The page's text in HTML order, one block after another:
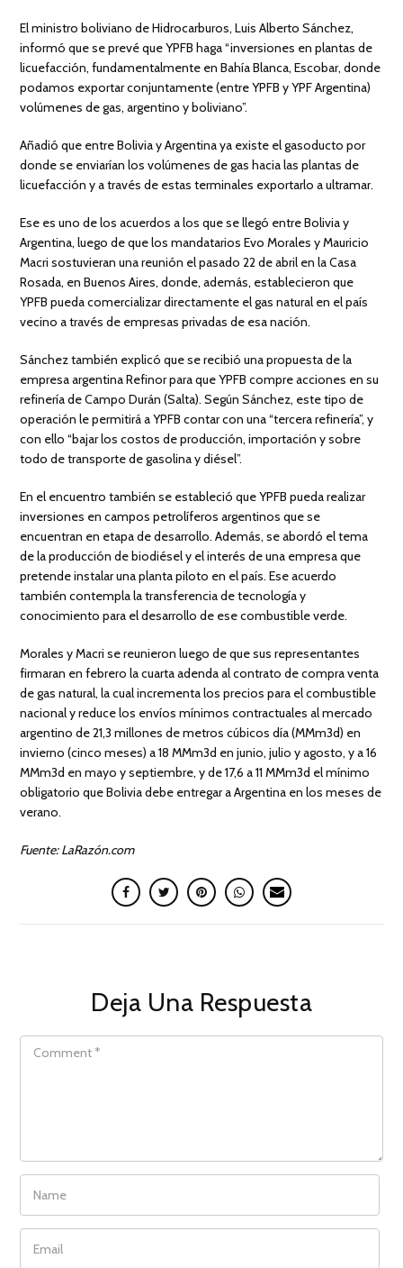
El ministro boliviano de Hidrocarburos, Luis Alberto Sánchez,
informó que se prevé que YPFB haga “inversiones en plantas de
licuefacción, fundamentalmente en Bahía Blanca, Escobar, donde
podamos exportar conjuntamente (entre YPFB y YPF Argentina)
volúmenes de gas, argentino y boliviano”.
Añadió que entre Bolivia y Argentina ya existe el gasoducto por
donde se enviarían los volúmenes de gas hacia las plantas de
licuefacción y a través de estas terminales exportarlo a ultramar.
Ese es uno de los acuerdos a los que se llegó entre Bolivia y
Argentina, luego de que los mandatarios Evo Morales y Mauricio
Macri sostuvieran una reunión el pasado 22 de abril en la Casa
Rosada, en Buenos Aires, donde, además, establecieron que
YPFB pueda comercializar directamente el gas natural en el país
vecino a través de empresas privadas de esa nación.
Sánchez también explicó que se recibió una propuesta de la
empresa argentina Refinor para que YPFB compre acciones en su
refinería de Campo Durán (Salta). Según Sánchez, este tipo de
operación le permitirá a YPFB contar con una “tercera refinería”, y
con ello “bajar los costos de producción, importación y sobre
todo de transporte de gasolina y diésel”.
En el encuentro también se estableció que YPFB pueda realizar
inversiones en campos petrolíferos argentinos que se
encuentran en etapa de desarrollo. Además, se abordó el tema
de la producción de biodiésel y el interés de una empresa que
pretende instalar una planta piloto en el país. Ese acuerdo
también contempla la transferencia de tecnología y
conocimiento para el desarrollo de ese combustible verde.
Morales y Macri se reunieron luego de que sus representantes
firmaran en febrero la cuarta adenda al contrato de compra venta
de gas natural, la cual incrementa los precios para el combustible
nacional y reduce los envíos mínimos contractuales al mercado
argentino de 21,3 millones de metros cúbicos día (MMm3d) en
invierno (cinco meses) a 18 MMm3d en junio, julio y agosto, y a 16
MMm3d en mayo y septiembre, y de 17,6 a 11 MMm3d el mínimo
obligatorio que Bolivia debe entregar a Argentina en los meses de
verano.
Fuente: LaRazón.com
Deja Una Respuesta
COMMENT
NAME
EMAIL